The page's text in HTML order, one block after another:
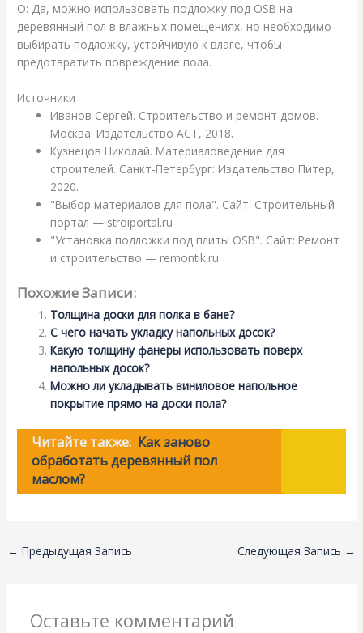
О: Да, можно использовать подложку под OSB на
деревянный пол в влажных помещениях, но необходимо
выбирать подложку, устойчивую к влаге, чтобы
предотвратить повреждение пола.
Источники
Иванов Сергей. Строительство и ремонт домов.
Москва: Издательство АСТ, 2018.
Кузнецов Николай. Материаловедение для
строителей. Санкт-Петербург: Издательство Питер,
2020.
"Выбор материалов для пола". Сайт: Строительный
портал — stroiportal.ru
"Установка подложки под плиты OSB". Сайт: Ремонт
и строительство — remontik.ru
Похожие Записи:
Толщина доски для полка в бане?
С чего начать укладку напольных досок?
Какую толщину фанеры использовать поверх
напольных досок?
Можно ли укладывать виниловое напольное
покрытие прямо на доски пола?
Читайте также: Как заново
обработать деревянный пол
маслом?
← Предыдущая Запись Следующая Запись →
Оставьте комментарий